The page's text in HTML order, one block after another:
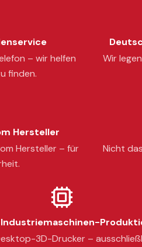
– wir helfen
finden.
Wir
Hersteller
Hersteller – für
Nicht
Industriemaschinen-
3D-Drucker –